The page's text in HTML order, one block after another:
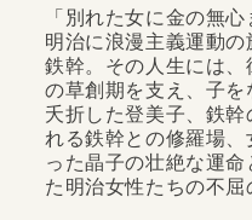
「別れた女に金の無
明治に浪漫主義運動
鉄幹。その人生には、
の草創期を支え、子
夭折した登美子、鉄
れる鉄幹との修羅場
った晶子の壮絶な運
た明治女性たちの不屈